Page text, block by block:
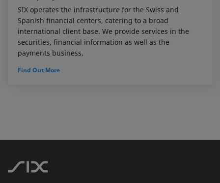
SIX operates the infrastructure for the Swiss and
Spanish financial centers, catering to a broad
international client base. We provide services in the
securities, financial information as well as the
payments business.
Find Out More